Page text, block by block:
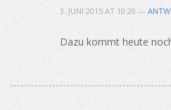
3. JUNI 2015 AT 10:20 —
Dazu kommt heute